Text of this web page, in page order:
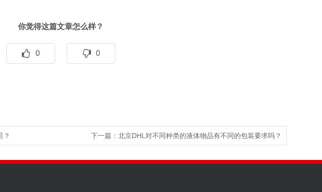
你觉得这篇文章怎么样？
0 0
？ 下一篇： 北京DHL对不同种类的液体物品有不同的包装要求吗？